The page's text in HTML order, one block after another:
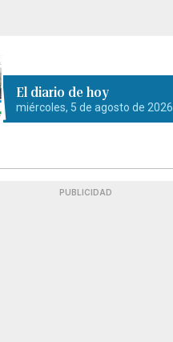
El diario de hoy
miércoles, 5 de agosto de 2026
PUBLICIDAD